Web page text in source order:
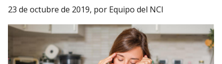
23 de octubre de 2019, por Equipo del NCI